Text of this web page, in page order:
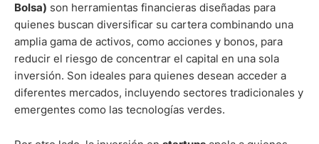
Bolsa) son herramientas financieras diseñadas para
quienes buscan diversificar su cartera combinando una
amplia gama de activos, como acciones y bonos, para
reducir el riesgo de concentrar el capital en una sola
inversión. Son ideales para quienes desean acceder a
diferentes mercados, incluyendo sectores tradicionales y
emergentes como las tecnologías verdes.